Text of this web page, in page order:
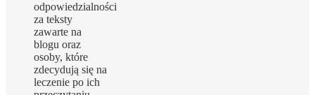
odpowiedzialności
za teksty
zawarte na
blogu oraz
osoby, które
zdecydują się na
leczenie po ich